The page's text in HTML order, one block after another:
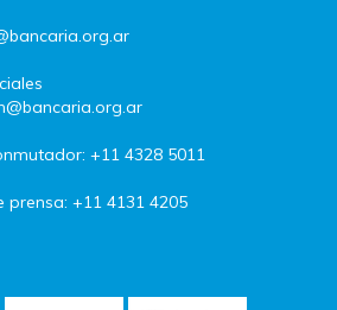
+11 4328 5011
prensa: +11 4131 4205